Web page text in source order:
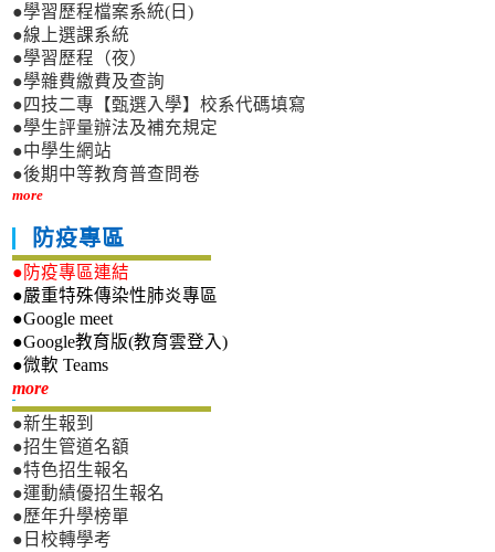
●學習歷程檔案系統(日)
●線上選課系統
●學習歷程（夜）
●學雜費繳費及查詢
●四技二專【甄選入學】校系代碼填寫
●學生評量辦法及補充規定
●中學生網站
●後期中等教育普查問卷
more
防疫專區
●防疫專區連結
●嚴重特殊傳染性肺炎專區
●Google meet
●Google教育版(教育雲登入)
●微軟 Teams
more新生專區
●新生報到
●招生管道名額
●特色招生報名
●運動績優招生報名
●歷年升學榜單
●日校轉學考